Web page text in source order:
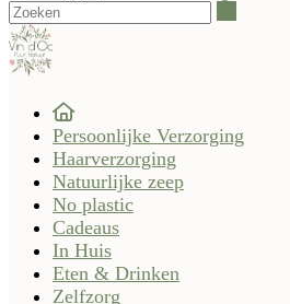
Persoonlijke Verzorging
Haarverzorging
Natuurlijke zeep
No plastic
Cadeaus
In Huis
Eten & Drinken
Zelfzorg